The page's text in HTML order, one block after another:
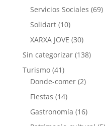
Servicios Sociales (69)
Solidart(10)
XARXA JOVE (30)
Sin categorizar(138)
Turismo(41)
Donde-comer(2)
Fiestas (14)
Gastronomía (16)